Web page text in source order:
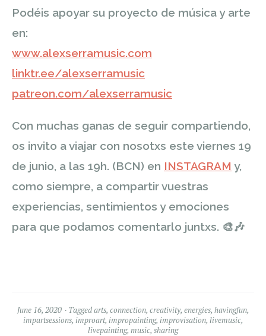
Podéis apoyar su proyecto de música y arte
en:
www.alexserramusic.com
linktr.ee/alexserramusic
patreon.com/alexserramusic
Con muchas ganas de seguir compartiendo,
os invito a viajar con nosotxs este viernes 19
de junio, a las 19h. (BCN) en INSTAGRAM y,
como siempre, a compartir vuestras
experiencias, sentimientos y emociones
para que podamos comentarlo juntxs. 🎨🎶
June 16, 2020 Taggedarts, connection, creativity, energies, havingfun,
impartsessions, improart, impropainting, improvisation, livemusic,
livepainting, music, sharing